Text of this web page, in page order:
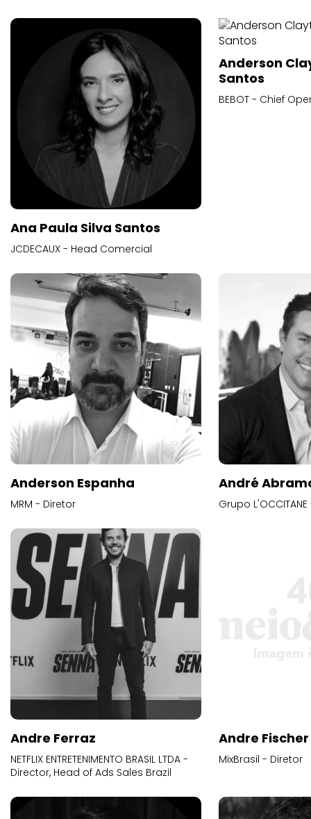
Ana Paula Silva Santos
JCDECAUX - Head Comercial
Anderson
Santos
BEBOT - Chief
Anderson Espanha
MRM - Diretor
André
Grupo
Andre Ferraz
NETFLIX ENTRETENIMENTO BRASIL LTDA -
Director, Head of Ads Sales Brazil
Andre Fischer
MixBrasil - Diretor